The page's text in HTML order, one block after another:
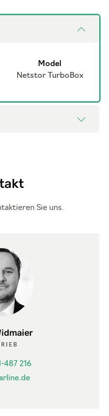
Model
Netstor TurboBox
Sie uns.
487 216